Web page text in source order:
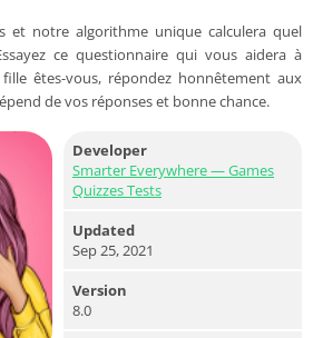
et notre algorithme unique calculera quel
ce questionnaire qui vous aidera à
êtes-vous, répondez honnêtement aux
de vos réponses et bonne chance.
Developer
Smarter Everywhere — Games
Quizzes Tests
Updated
Sep 25, 2021
Version
8.0